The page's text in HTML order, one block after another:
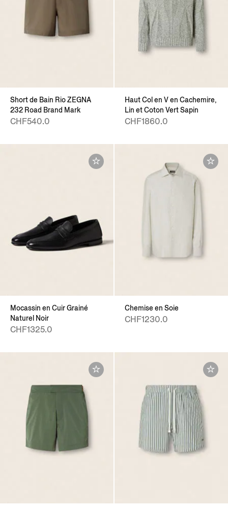
Short de Bain Rio ZEGNA
232 Road Brand Mark
CHF540.0
Haut Col en V en Cachemire,
Lin et Coton Vert Sapin
CHF1860.0
Mocassin en Cuir Grainé
Naturel Noir
CHF1325.0
Chemise en Soie
CHF1230.0